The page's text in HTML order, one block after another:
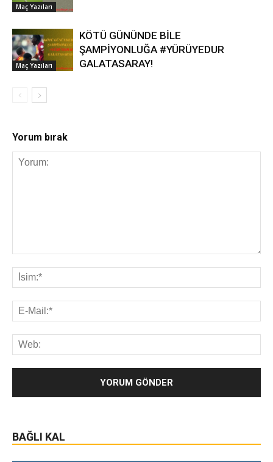
Maç Yazıları
Maç Yazıları
KÖTÜ GÜNÜNDE BİLE
ŞAMPİYONLUĞA #YÜRÜYEDUR
GALATASARAY!
Yorum bırak
BAĞLI KAL